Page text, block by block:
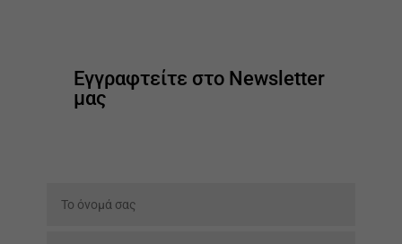
Εγγραφτείτε στο Newsletter
μας